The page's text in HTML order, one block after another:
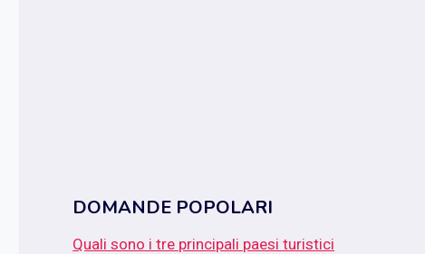
DOMANDE POPOLARI
Quali sono i tre principali paesi turistici